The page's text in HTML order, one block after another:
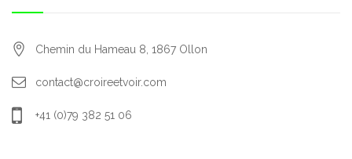
Chemin du Hameau 8, 1867 Ollon
contact@croireetvoir.com
+41 (0)79 382 51 06